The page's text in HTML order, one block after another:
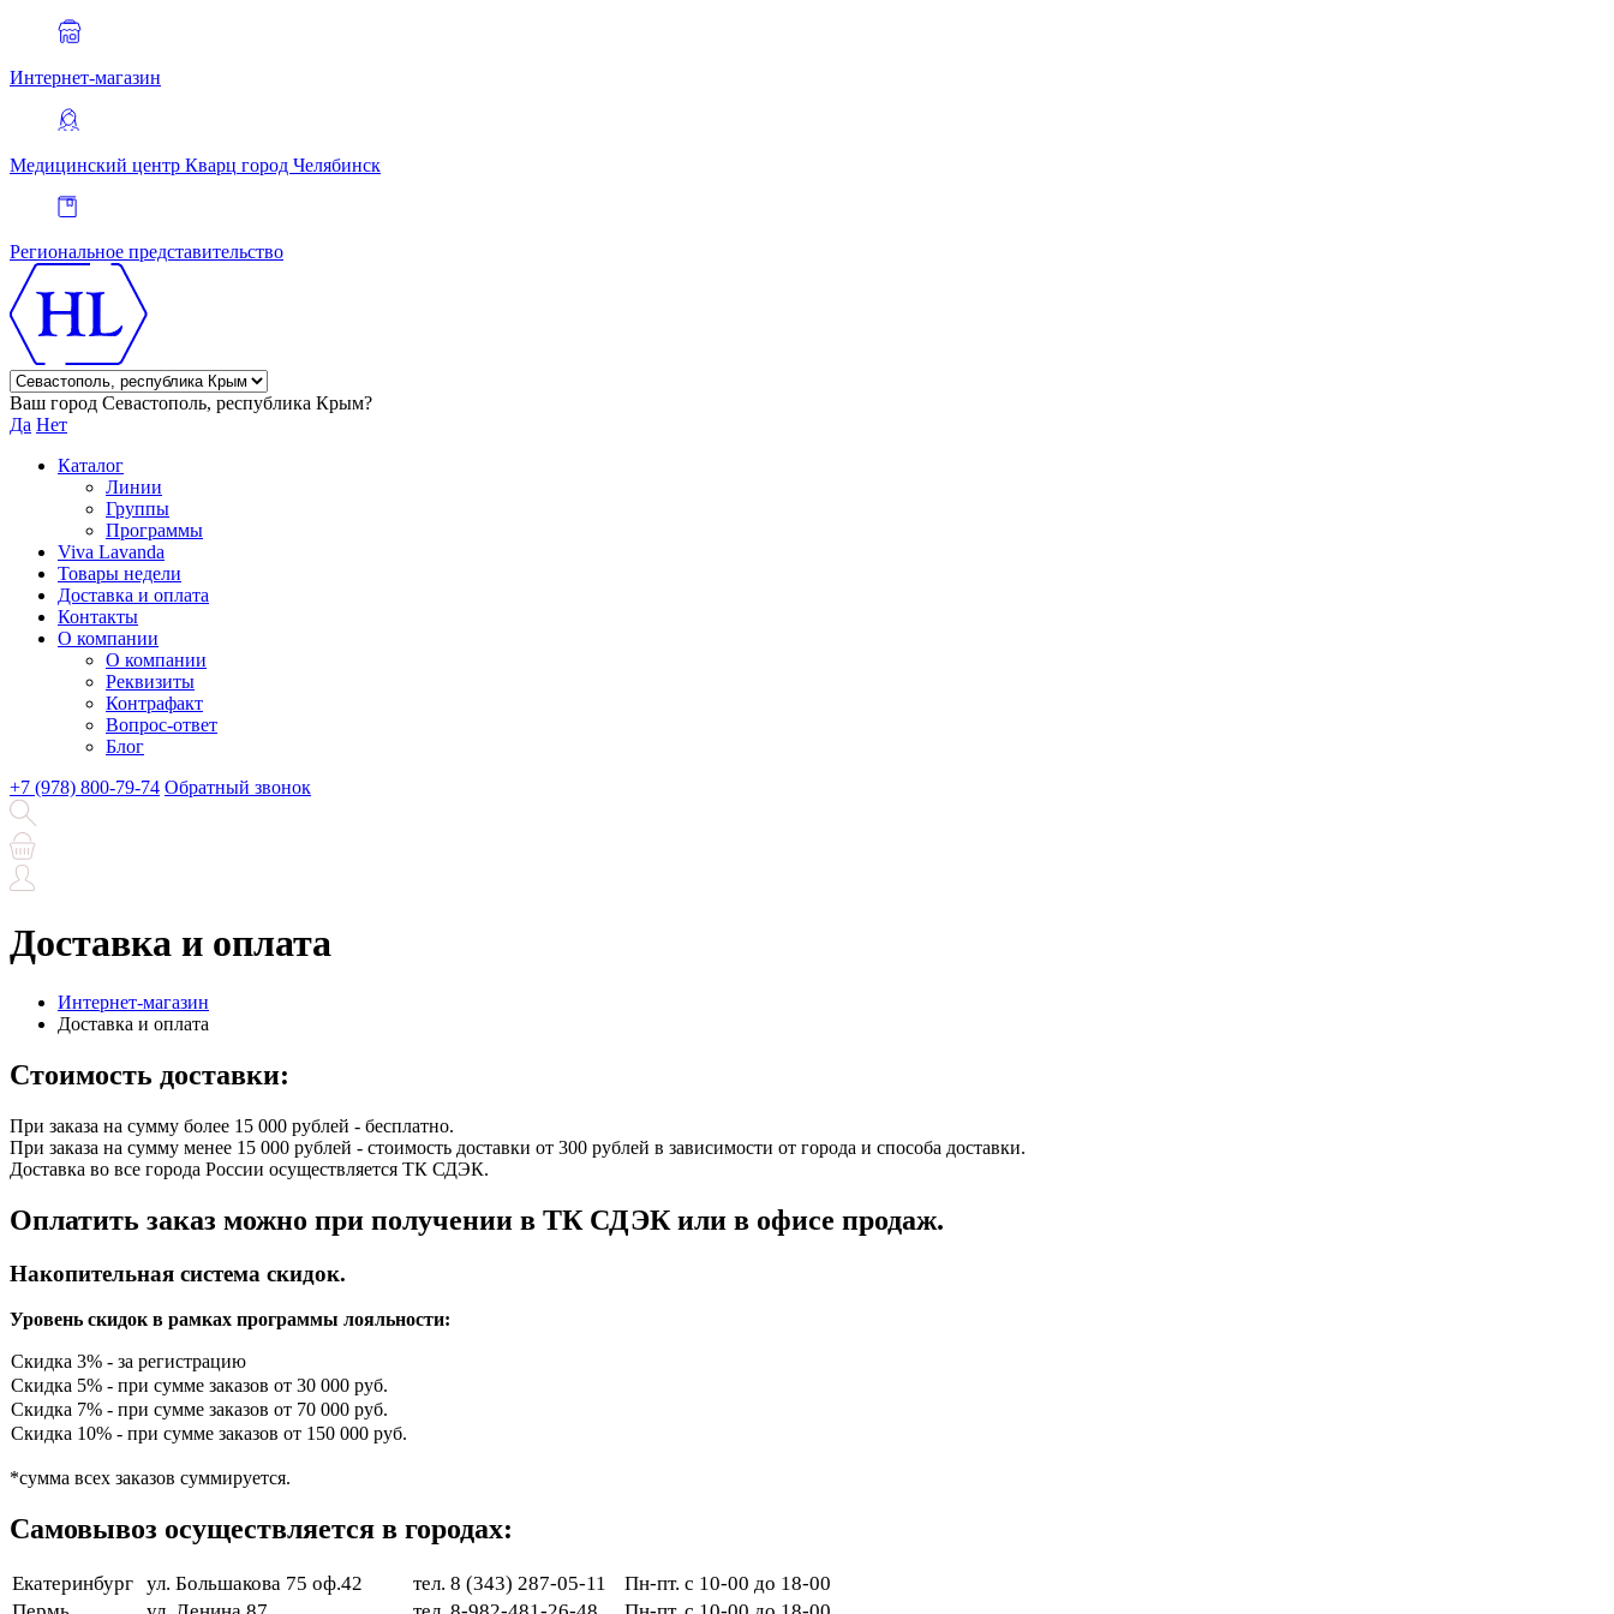
Интернет-магазин
Медицинский центр Кварц город Челябинск
Региональное представительство
Ваш город Севастополь, республика Крым?
Да Нет
Каталог
Линии
Группы
Программы
Viva Lavanda
Товары недели
Доставка и оплата
Контакты
О компании
О компании
Реквизиты
Контрафакт
Вопрос-ответ
Блог
+7 (978) 800-79-74 Обратный звонок
Доставка и оплата
Интернет-магазин
Доставка и оплата
Стоимость доставки:
При заказа на сумму более 15 000 рублей - бесплатно.
При заказа на сумму менее 15 000 рублей - стоимость доставки от 300 рублей в зависимости от города и способа доставки.
Доставка во все города России осуществляется ТК СДЭК.
Оплатить заказ можно при получении в ТК СДЭК или в офисе продаж.
Накопительная система скидок.
Уровень скидок в рамках программы лояльности:
Скидка 3% - за регистрацию
Скидка 5% - при сумме заказов от 30 000 руб.
Скидка 7% - при сумме заказов от 70 000 руб.
Скидка 10% - при сумме заказов от 150 000 руб.
*сумма всех заказов суммируется.
Самовывоз осуществляется в городах:
Екатеринбург ул. Большакова 75 оф.42 тел. 8 (343) 287-05-11
Пн-пт. с 10-00 до 18-00